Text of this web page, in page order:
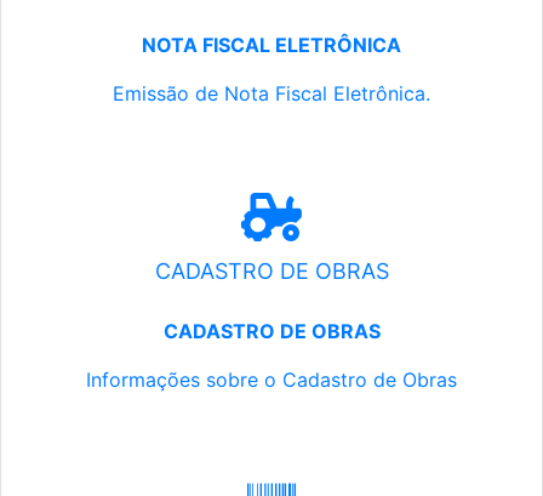
NOTA FISCAL ELETRÔNICA
Emissão de Nota Fiscal Eletrônica.
CADASTRO DE OBRAS
CADASTRO DE OBRAS
Informações sobre o Cadastro de Obras